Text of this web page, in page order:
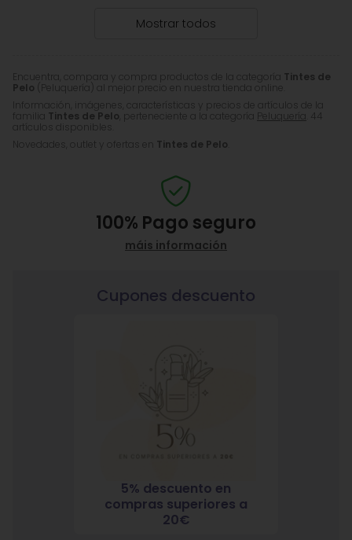
Encuentra, compara y compra productos de la categoría Tintes de
Pelo (Peluquería) al mejor precio en nuestra tienda online.
Información, imágenes, características y precios de artículos de la
familia Tintes de Pelo , perteneciente a la categoría Peluquería . 44
artículos disponibles.
Novedades, outlet y ofertas en Tintes de Pelo
Mostrar todos
100% Pago seguro
máis información
Cupones descuento
5% descuento en
compras superiores a
20€